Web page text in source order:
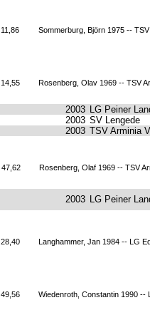
11,86 Sommerburg, Björn 1975 --
14,55 Rosenberg, Olav 1969 -- TSV
2003 LG Peiner
2003 SV Lengede
2003 TSV Arminia
47,62 Rosenberg, Olaf 1969 -- TSV
2003 LG Peiner
28,40 Langhammer, Jan 1984 -- LG
49,56 Wiedenroth, Constantin 1990 --